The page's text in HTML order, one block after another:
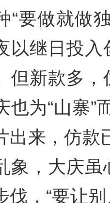
做就做独
以继日投
但新款多
也为“山寨”
出来，仿款
象，大庆
伐，“要让